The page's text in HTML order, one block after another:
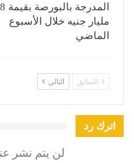
مليار جنيه خلال الأسبوع
الماضي
السابق التالي
اترك رد
لن يتم نشر